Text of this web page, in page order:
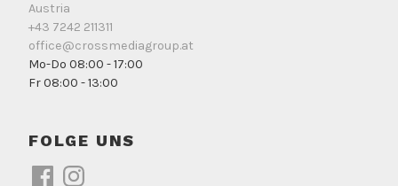
Austria
+43 7242 211311
office@crossmediagroup.at
Mo-Do 08:00 - 17:00
Fr 08:00 - 13:00
FOLGE UNS
FacebookInstagram